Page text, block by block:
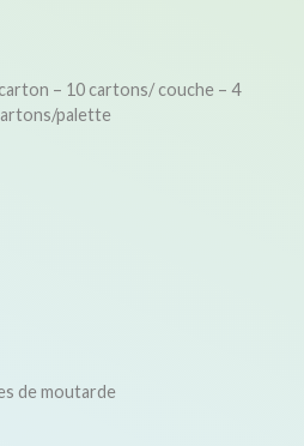
– 10 cartons/ couche – 4
palette
de moutarde